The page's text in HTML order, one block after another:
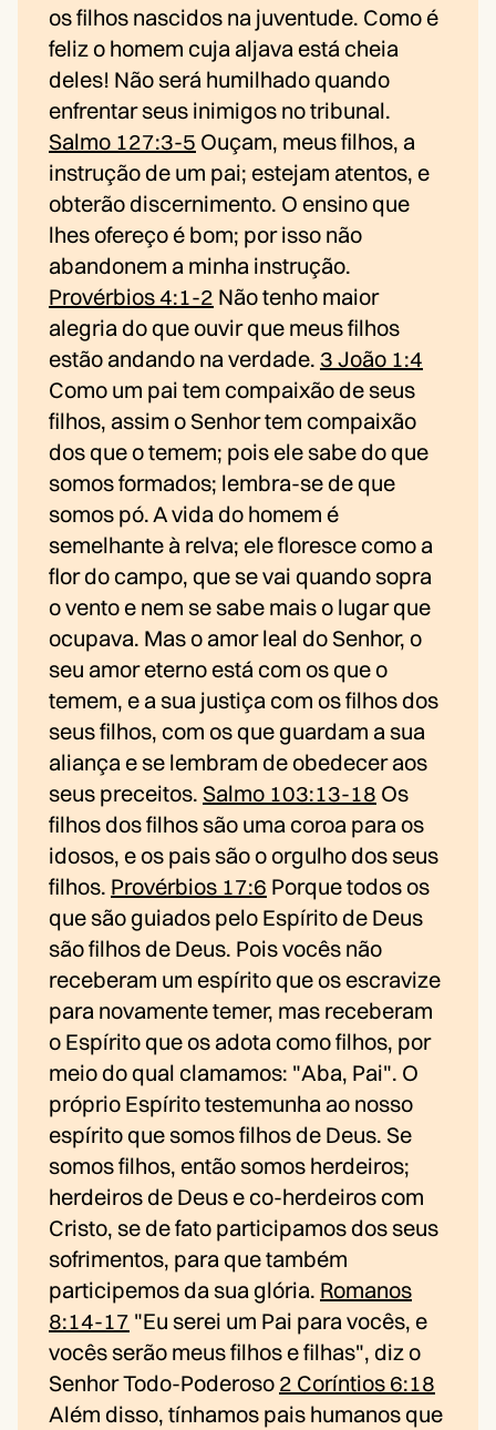
os filhos nascidos na juventude. Como é
feliz o homem cuja aljava está cheia
deles! Não será humilhado quando
enfrentar seus inimigos no tribunal.
Salmo 127:3-5 Ouçam, meus filhos, a
instrução de um pai; estejam atentos, e
obterão discernimento. O ensino que
lhes ofereço é bom; por isso não
abandonem a minha instrução.
Provérbios 4:1-2 Não tenho maior
alegria do que ouvir que meus filhos
estão andando na verdade. 3 João 1:4
Como um pai tem compaixão de seus
filhos, assim o Senhor tem compaixão
dos que o temem; pois ele sabe do que
somos formados; lembra-se de que
somos pó. A vida do homem é
semelhante à relva; ele floresce como a
flor do campo, que se vai quando sopra
o vento e nem se sabe mais o lugar que
ocupava. Mas o amor leal do Senhor, o
seu amor eterno está com os que o
temem, e a sua justiça com os filhos dos
seus filhos, com os que guardam a sua
aliança e se lembram de obedecer aos
seus preceitos. Salmo 103:13-18 Os
filhos dos filhos são uma coroa para os
idosos, e os pais são o orgulho dos seus
filhos. Provérbios 17:6 Porque todos os
que são guiados pelo Espírito de Deus
são filhos de Deus. Pois vocês não
receberam um espírito que os escravize
para novamente temer, mas receberam
o Espírito que os adota como filhos, por
meio do qual clamamos: "Aba, Pai". O
próprio Espírito testemunha ao nosso
espírito que somos filhos de Deus. Se
somos filhos, então somos herdeiros;
herdeiros de Deus e co-herdeiros com
Cristo, se de fato participamos dos seus
sofrimentos, para que também
participemos da sua glória. Romanos
8:14-17 "Eu serei um Pai para vocês, e
vocês serão meus filhos e filhas", diz o
Senhor Todo-Poderoso 2 Coríntios 6:18
Além disso, tínhamos pais humanos que